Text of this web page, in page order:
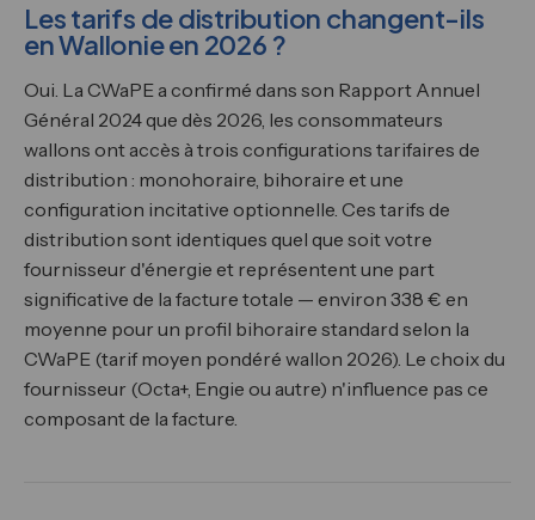
Les tarifs de distribution changent-ils
en Wallonie en 2026 ?
Oui. La CWaPE a confirmé dans son Rapport Annuel
Général 2024 que dès 2026, les consommateurs
wallons ont accès à trois configurations tarifaires de
distribution : monohoraire, bihoraire et une
configuration incitative optionnelle. Ces tarifs de
distribution sont identiques quel que soit votre
fournisseur d'énergie et représentent une part
significative de la facture totale — environ 338 € en
moyenne pour un profil bihoraire standard selon la
CWaPE (tarif moyen pondéré wallon 2026). Le choix du
fournisseur (Octa+, Engie ou autre) n'influence pas ce
composant de la facture.